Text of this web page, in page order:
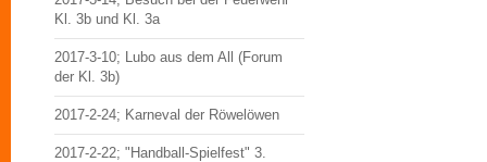
Kl. 3b und Kl. 3a
2017-3-10; Lubo aus dem All (Forum
der Kl. 3b)
2017-2-24; Karneval der Röwelöwen
2017-2-22; "Handball-Spielfest" 3.